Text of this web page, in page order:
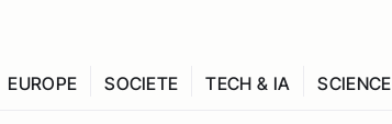
EUROPE SOCIETE TECH & IA SCIENCE